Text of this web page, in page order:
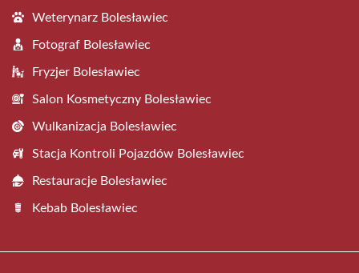
Weterynarz Bolesławiec
Fotograf Bolesławiec
Fryzjer Bolesławiec
Salon Kosmetyczny Bolesławiec
Wulkanizacja Bolesławiec
Stacja Kontroli Pojazdów Bolesławiec
Restauracje Bolesławiec
Kebab Bolesławiec